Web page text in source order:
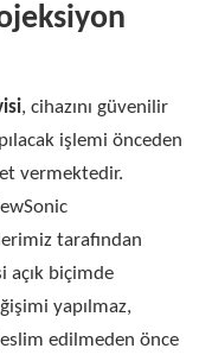
, cihazını güvenilir
işlemi önceden
vermektedir.
tarafından
açık biçimde
yapılmaz,
edilmeden önce